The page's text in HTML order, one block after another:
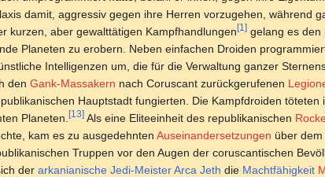
damit, aggressiv gegen ihre Herren vorzugehen, während
kurzen, aber gewalttätigen Kampfhandlungen [1] gelang es den
Planeten zu erobern. Neben einfachen Droiden
Intelligenzen um, die für die Verwaltung ganzer
den Gank-Massakern nach Coruscant zurückgerufenen
Hauptstadt fungierten. Die Kampfdroiden
Planeten. [13] Als eine Eliteeinheit des republikanischen
kam es zu ausgedehnten Auseinandersetzungen über dem
Truppen vor den Augen der coruscantischen
der arkanianische Jedi-MeisterArca Jeth die Machtfähigkeit